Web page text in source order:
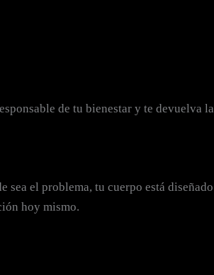
de tu bienestar y te devuelva
el problema, tu cuerpo está
hoy mismo.